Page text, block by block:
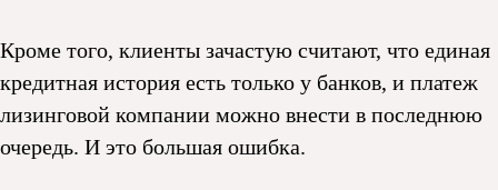
Кроме того, клиенты зачастую считают, что единая
кредитная история есть только у банков, и платеж
лизинговой компании можно внести в последнюю
очередь. И это большая ошибка.